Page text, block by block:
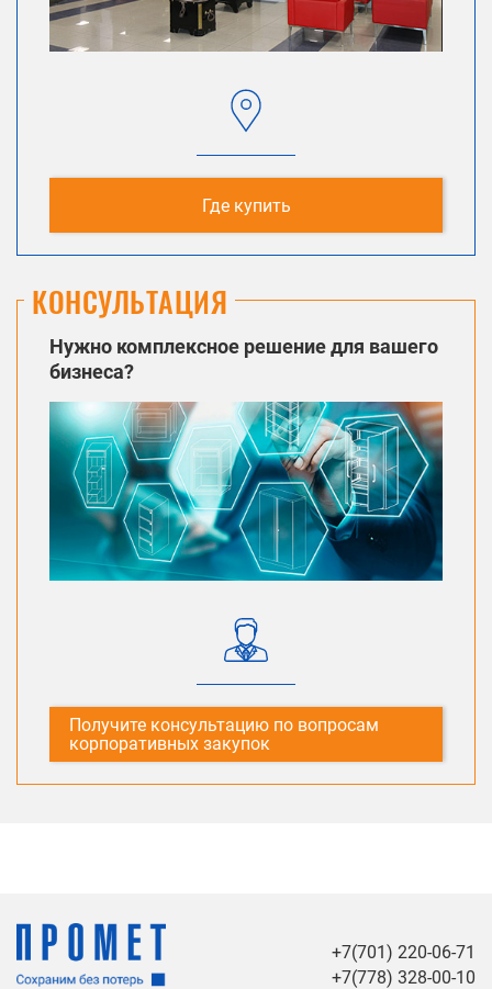
Где купить
КОНСУЛЬТАЦИЯ
Нужно комплексное решение для вашего
бизнеса?
Получите консультацию по вопросам
корпоративных закупок
+7(701) 220-06-71
+7(778) 328-00-10